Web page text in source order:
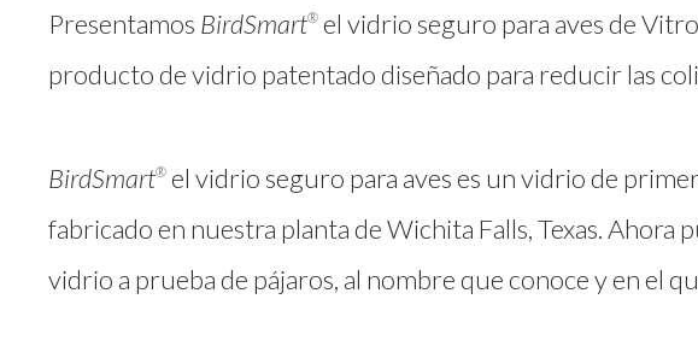
Presentamos BirdSmart® el vidrio seguro para aves de
producto de vidrio patentado diseñado para reducir las
BirdSmart® el vidrio seguro para aves es un vidrio de
fabricado en nuestra planta de Wichita Falls, Texas.
vidrio a prueba de pájaros, al nombre que conoce y en el